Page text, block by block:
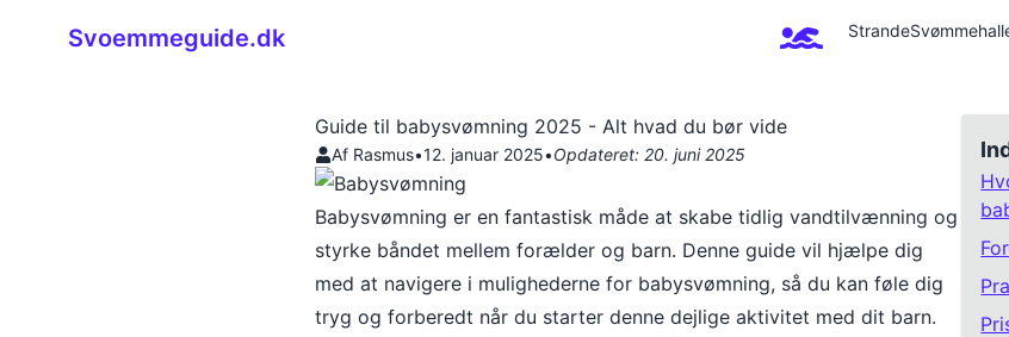
Svoemmeguide.dk Strande
Guide til babysvømning 2025 - Alt hvad du bør vide
Af Rasmus•12. januar 2025•Opdateret: 20. juni 2025
Babysvømning er en fantastisk måde at skabe tidlig vandtilvænning og
styrke båndet mellem forælder og barn. Denne guide vil hjælpe dig
med at navigere i mulighederne for babysvømning, så du kan føle dig
tryg og forberedt når du starter denne dejlige aktivitet med dit barn.